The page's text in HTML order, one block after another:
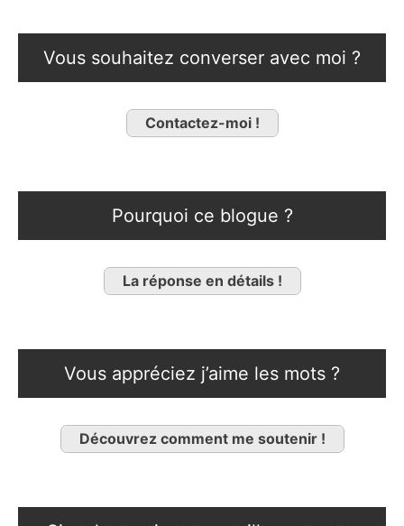
Vous souhaitez converser avec moi ?
Contactez-moi !
Pourquoi ce blogue ?
La réponse en détails !
Vous appréciez j’aime les mots ?
Découvrez comment me soutenir !